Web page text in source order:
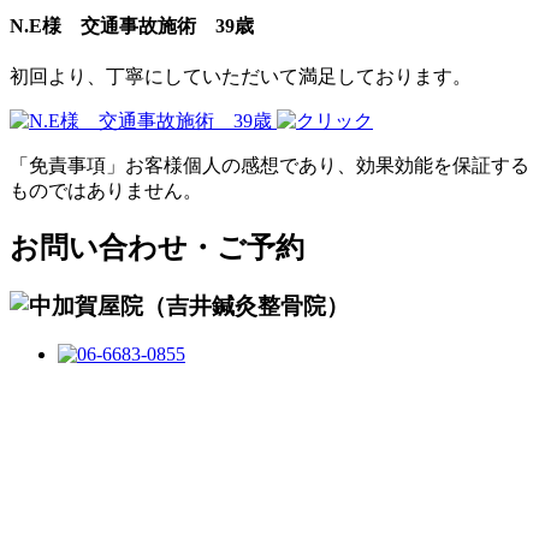
N.E様 交通事故施術 39歳
初回より、丁寧にしていただいて満足しております。
「免責事項」お客様個人の感想であり、効果効能を保証する
ものではありません。
お問い合わせ・ご予約